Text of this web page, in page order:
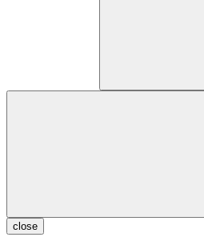
close